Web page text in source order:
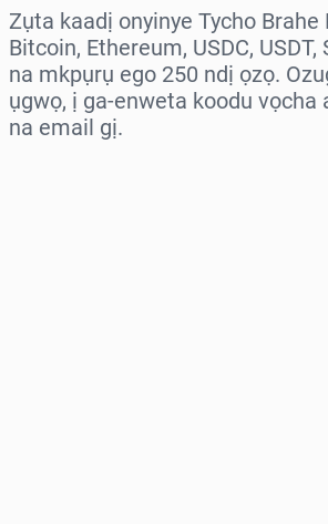
Zụta kaadị onyinye Tycho
Bitcoin, Ethereum, USDC,
na mkpụrụ ego 250 ndị ọzọ.
ụgwọ, ị ga-enweta koodu vọcha
na email gị.